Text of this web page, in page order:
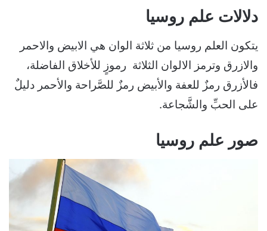
دلالات علم روسيا
يتكون العلم روسيا من ثلاثة الوان هي الابيض والاحمر
والازرق وترمز الالوان الثلاثة رموزٍ للأخلاق الفاضلة،
فالأزرق رمزٌ للعفة والأبيض رمزٌ للصَّراحة والأحمر دليلٌ
على الحبِّ والشَّجاعة.
صور علم روسيا